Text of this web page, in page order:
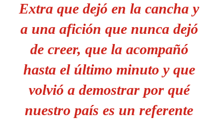
Extra que dejó en la cancha y
a una afición que nunca dejó
de creer, que la acompañó
hasta el último minuto y que
volvió a demostrar por qué
nuestro país es un referente